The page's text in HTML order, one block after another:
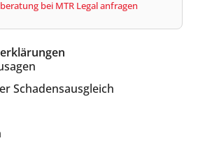
bei MTR Legal anfragen
Schadensausgleich